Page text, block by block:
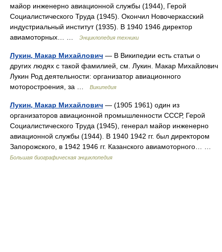
майор инженерно авиационной службы (1944), Герой
Социалистического Труда (1945). Окончил Новочеркасский
индустриальный институт (1935). В 1940 1946 директор
авиамоторных… …
Энциклопедия техники
Лукин, Макар Михайлович — В Википедии есть статьи о
других людях с такой фамилией, см. Лукин. Макар Михайлович
Лукин Род деятельности: организатор авиационного
моторостроения, за …
Википедия
Лукин, Макар Михайлович — (1905 1961) один из
организаторов авиационной промышленности СССР, Герой
Социалистического Труда (1945), генерал майор инженерно
авиационной службы (1944). В 1940 1942 гг. был директором
Запорожского, в 1942 1946 гг. Казанского авиамоторного… …
Большая биографическая энциклопедия